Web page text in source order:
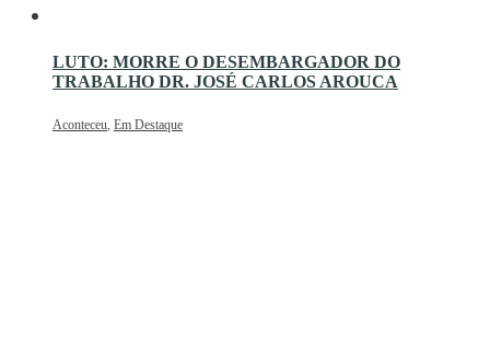
LUTO: MORRE O DESEMBARGADOR DO
TRABALHO DR. JOSÉ CARLOS AROUCA
Aconteceu, Em Destaque